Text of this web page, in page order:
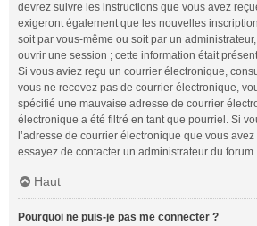
devrez suivre les instructions que vous avez
exigeront également que les nouvelles
soit par vous-même ou soit par un
ouvrir une session ; cette information était
Si vous aviez reçu un courrier électronique,
vous ne recevez pas de courrier électronique,
spécifié une mauvaise adresse de courrier
électronique a été filtré en tant que pourriel. Si
l’adresse de courrier électronique que vous
essayez de contacter un administrateur du forum.
Haut
Pourquoi ne puis-je pas me connecter ?